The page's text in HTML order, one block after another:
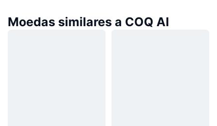
Moedas similares a COQ AI